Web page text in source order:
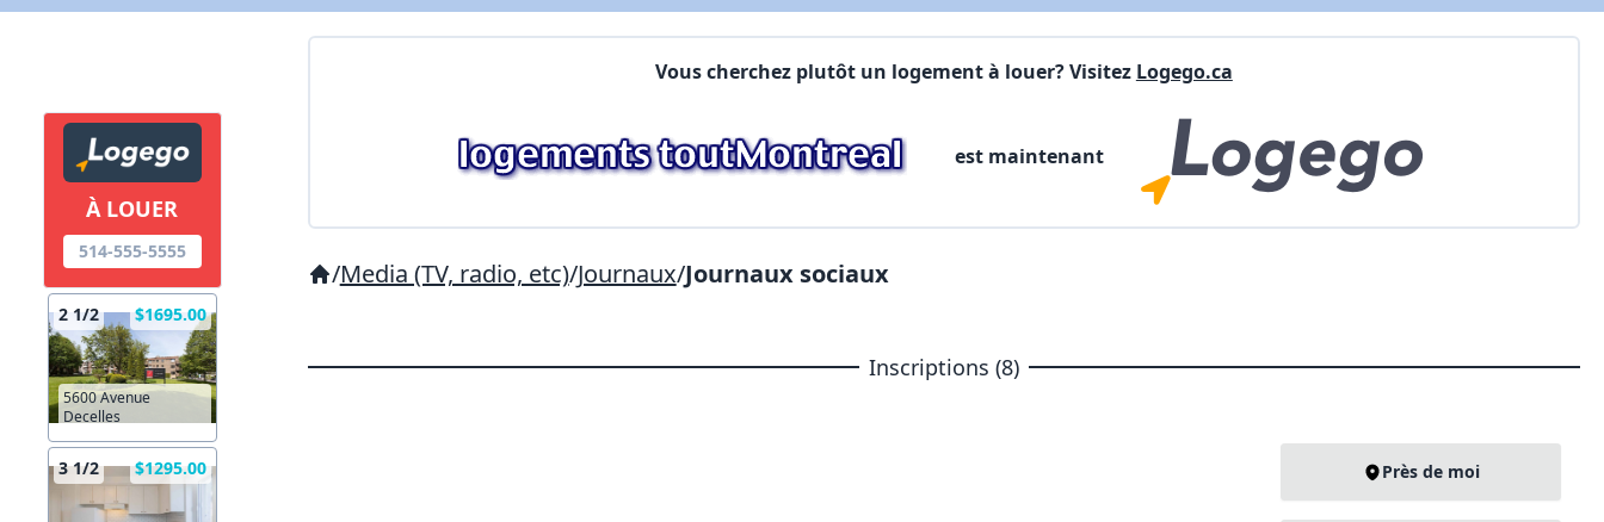
À LOUER
514-555-5555
2 1/2 $1695.00
5600 Avenue
Decelles
3 1/2 $1295.00
Vous cherchez plutôt un logement à louer? Visitez Logego.ca
est maintenant
/Media (TV, radio, etc)/Journaux/Journaux sociaux
Inscriptions (8)
Près de moi
X Fermer Envoyez
Copier lien
X Fermer
X Fermer